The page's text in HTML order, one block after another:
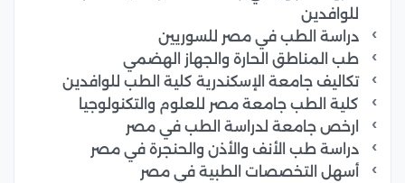
للوافدين
دراسة الطب في مصر للسوريين
طب المناطق الحارة والجهاز الهضمي
تكاليف جامعة الإسكندرية كلية الطب للوافدين
كلية الطب جامعة مصر للعلوم والتكنولوجيا
ارخص جامعة لدراسة الطب في مصر
دراسة طب الأنف والأذن والحنجرة في مصر
أسهل التخصصات الطبية في مصر